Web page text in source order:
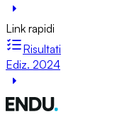
Link rapidi
Risultati
Ediz. 2024